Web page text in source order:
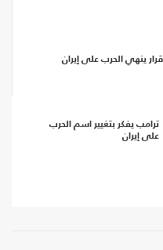
ينهي الحرب على إيران
ترامب يفكر بتغيير اسم الحرب
على إيران